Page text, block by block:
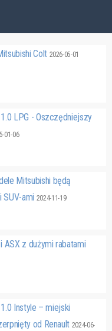
Colt 2026-05-01
LPG - Oszczędniejszy
01-06
Mitsubishi będą
SUV-ami 2024-11-19
ASX z dużymi rabatami
Instyle – miejski
od Renault 2024-06-